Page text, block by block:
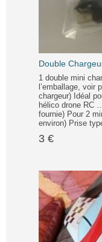
Double
1 double mini
l’emballage, voir
chargeur) Idéal
hélico drone RC
fournie) Pour 2
environ) Prise
3 €